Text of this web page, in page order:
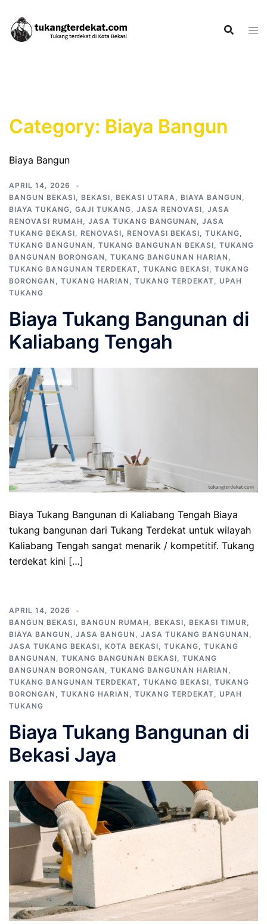
content
Category: Biaya Bangun
Biaya Bangun
APRIL 14, 2026
BANGUN BEKASI, BEKASI, BEKASI UTARA, BIAYA BANGUN ,
BIAYA TUKANG, GAJI TUKANG, JASA RENOVASI, JASA
RENOVASI RUMAH , JASA TUKANG BANGUNAN , JASA
TUKANG BEKASI, RENOVASI, RENOVASI BEKASI, TUKANG,
TUKANG BANGUNAN , TUKANG BANGUNAN BEKASI, TUKANG
BANGUNAN BORONGAN , TUKANG BANGUNAN HARIAN ,
TUKANG BANGUNAN TERDEKAT, TUKANG BEKASI, TUKANG
BORONGAN , TUKANG HARIAN , TUKANG TERDEKAT, UPAH
TUKANG
Biaya Tukang Bangunan di
Kaliabang Tengah
Biaya Tukang Bangunan di Kaliabang Tengah Biaya
tukang bangunan dari Tukang Terdekat untuk wilayah
Kaliabang Tengah sangat menarik / kompetitif. Tukang
terdekat kini […]
APRIL 14, 2026
BANGUN BEKASI, BANGUN RUMAH , BEKASI, BEKASI TIMUR,
BIAYA BANGUN , JASA BANGUN , JASA TUKANG BANGUNAN ,
JASA TUKANG BEKASI, KOTA BEKASI, TUKANG, TUKANG
BANGUNAN , TUKANG BANGUNAN BEKASI, TUKANG
BANGUNAN BORONGAN , TUKANG BANGUNAN HARIAN ,
TUKANG BANGUNAN TERDEKAT, TUKANG BEKASI, TUKANG
BORONGAN , TUKANG HARIAN , TUKANG TERDEKAT, UPAH
TUKANG
Biaya Tukang Bangunan di
Bekasi Jaya